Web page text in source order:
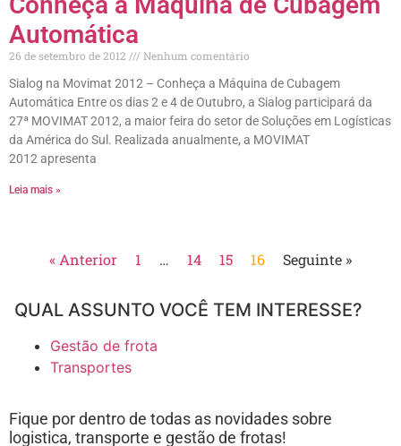
Automática
26 de setembro de 2012
Nenhum comentário
Sialog na Movimat 2012 – Conheça a Máquina de Cubagem
Automática Entre os dias 2 e 4 de Outubro, a Sialog participará da
27ª MOVIMAT 2012, a maior feira do setor de Soluções em Logísticas
da América do Sul. Realizada anualmente, a MOVIMAT
2012 apresenta
Leia mais »
« Anterior 1 … 14 15 16 Seguinte »
QUAL ASSUNTO VOCÊ TEM INTERESSE?
Gestão de frota
Transportes
Fique por dentro de todas as novidades sobre
logistica, transporte e gestão de frotas!